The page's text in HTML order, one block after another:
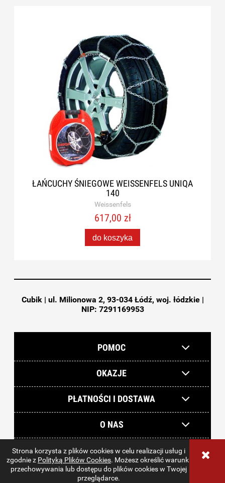
Strona korzysta z plików cookies w celu realizacji usług i
zgodnie z Polityką Plików Cookies. Możesz określić warunki
przechowywania lub dostępu do plików cookies w Twojej
przeglądarce.
ŁAŃCUCHY ŚNIEGOWE WEISSENFELS UNIQA
140
Weissenfels
617,00 zł
do koszyka
Cubik | ul. Milionowa 2, 93-034 Łódź, woj. łódzkie |
NIP: 7291169953
POMOC
OKAZJE
PŁATNOŚCI I DOSTAWA
O NAS
sklep internetowy Shoper.pl
pokaż pełną wersję strony